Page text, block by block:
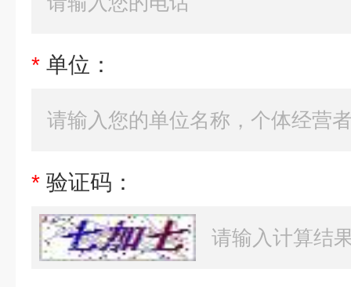
* 单位：
* 验证码：